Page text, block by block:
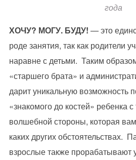
года
ХОЧУ? МОГУ. БУДУ! —это
роде занятия, так как родители
наравне с детьми. Таким
«старшего брата» и
дарит уникальную возможность
«знакомого до костей» ребенка
волшебной стороны, которая
каких других обстоятельствах.
взрослые также прорабатывают